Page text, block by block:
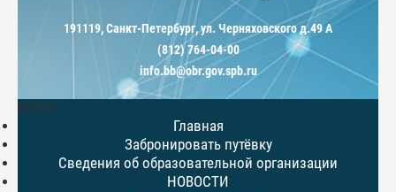
191119, Санкт-Петербург, ул. Черняховского д.49 А
(812) 764-04-00
info.bb@obr.gov.spb.ru
МЕНЮ
Главная
Забронировать путёвку
Сведения об образовательной организации
НОВОСТИ